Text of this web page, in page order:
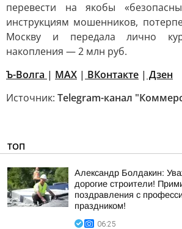
перевести на якобы
инструкциям мошенников,
Москву и передала лично
накопления — 2 млн руб.
Ъ-Волга | МАХ | ВКонтакте | Дзен
Источник: Telegram-канал
ТОП
Александр Болдакин:
дорогие строители!
поздравления с
праздником!
06:25